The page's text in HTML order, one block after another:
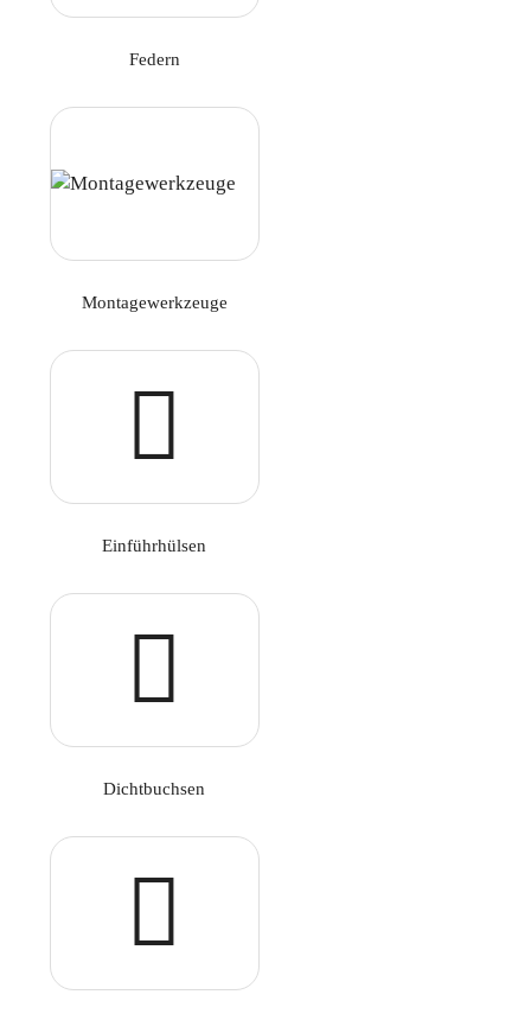
Federn
Montagewerkzeuge
Einführhülsen
Dichtbuchsen